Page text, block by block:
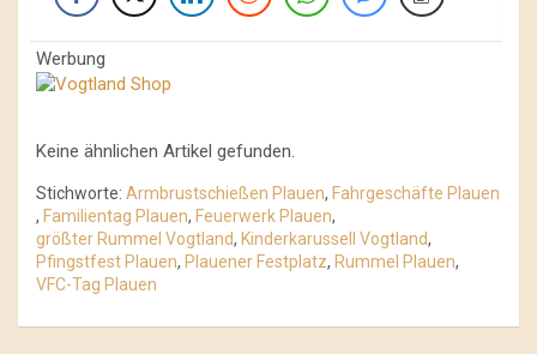
Werbung
Keine ähnlichen Artikel gefunden.
Stichworte: Armbrustschießen Plauen, Fahrgeschäfte Plauen
, Familientag Plauen, Feuerwerk Plauen,
größter Rummel Vogtland, Kinderkarussell Vogtland,
Pfingstfest Plauen, Plauener Festplatz, Rummel Plauen,
VFC-Tag Plauen